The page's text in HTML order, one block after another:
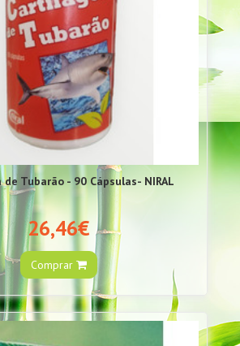
Tubarão - 90 Cápsulas- NIRAL
26,46€
Comprar